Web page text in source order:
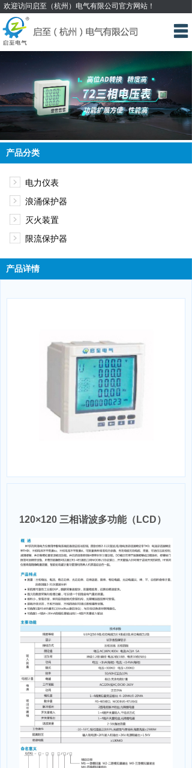
欢迎访问启至（杭州）电气有限公司官方网站！
网站首页
多功能电力仪表
浪涌保护器
限流保护器
灭火装置
产品中心
关于我们
新闻资讯
联系我们
产品详情
120×120 三相谐波多功能（LCD）
产品分类
电力仪表
浪涌保护器
灭火装置
限流保护器